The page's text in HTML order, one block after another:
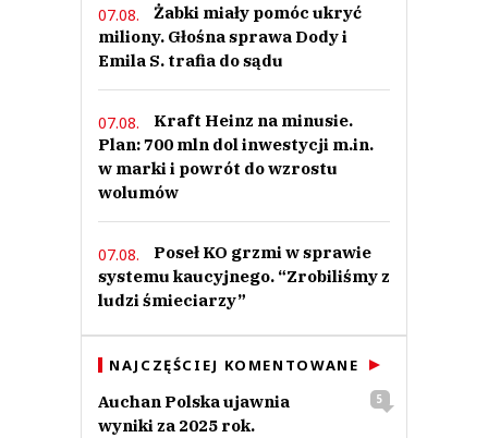
07.08.
Żabki miały pomóc ukryć
miliony. Głośna sprawa Dody i
Emila S. trafia do sądu
07.08.
Kraft Heinz na minusie.
Plan: 700 mln dol inwestycji m.in.
w marki i powrót do wzrostu
wolumów
07.08.
Poseł KO grzmi w sprawie
systemu kaucyjnego. “Zrobiliśmy z
ludzi śmieciarzy”
NAJCZĘŚCIEJ KOMENTOWANE
Auchan Polska ujawnia
wyniki za 2025 rok.
5